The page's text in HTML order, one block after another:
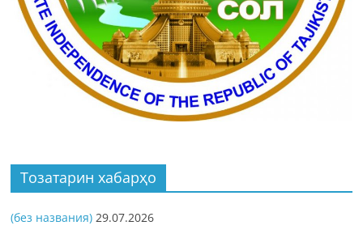
Тозатарин хабарҳо
(без названия) 29.07.2026